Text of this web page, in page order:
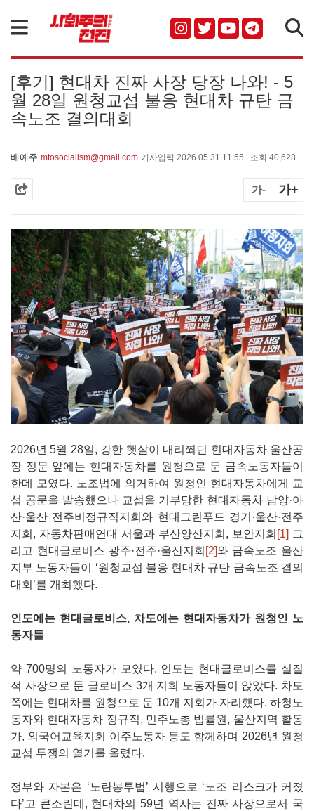
[후기] 현대차 진짜 사장 당장 나와! - 5
월 28일 원청교섭 불응 현대차 규탄 금
속노조 결의대회
배예주 mtosocialism@gmail.com 기사입력 2026.05.31 11:55 | 조회 40,628
가- 가+
2026년 5월 28일, 강한 햇살이 내리쬐던 현대자동차 울산공
장 정문 앞에는 현대자동차를 원청으로 둔 금속노동자들이
한데 모였다. 노조법에 의거하여 원청인 현대자동차에게 교
섭 공문을 발송했으나 교섭을 거부당한 현대자동차 남양·아
산·울산 전주비정규직지회와 현대그린푸드 경기·울산·전주
지회, 자동차판매연대 서울과 부산양산지회, 보안지회 [1] 그
리고 현대글로비스 광주·전주·울산지회 [2]와 금속노조 울산
지부 노동자들이 ‘원청교섭 불응 현대차 규탄 금속노조 결의
대회’를 개최했다.
인도에는 현대글로비스, 차도에는 현대자동차가 원청인 노
동자들
약 700명의 노동자가 모였다. 인도는 현대글로비스를 실질
적 사장으로 둔 글로비스 3개 지회 노동자들이 앉았다. 차도
쪽에는 현대차를 원청으로 둔 10개 지회가 자리했다. 하청노
동자와 현대자동차 정규직, 민주노총 법률원, 울산지역 활동
가, 외국어교육지회 이주노동자 등도 함께하며 2026년 원청
교섭 투쟁의 열기를 올렸다.
정부와 자본은 ‘노란봉투법’ 시행으로 ‘노조 리스크가 커졌
다’고 큰소린데, 현대차의 59년 역사는 진짜 사장으로서 국